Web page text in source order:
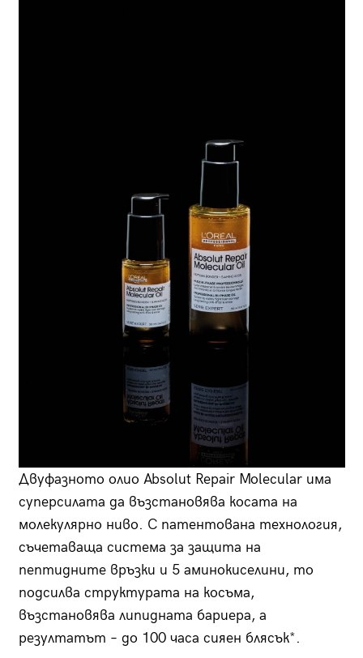
Двуфазното олио Absolut Repair Molecular има
суперсилата да възстановява косата на
молекулярно ниво. С патентована технология,
съчетаваща система за защита на
пептидните връзки и 5 аминокиселини, то
подсилва структурата на косъма,
възстановява липидната бариера, а
резултатът – до 100 часа сияен блясък*.